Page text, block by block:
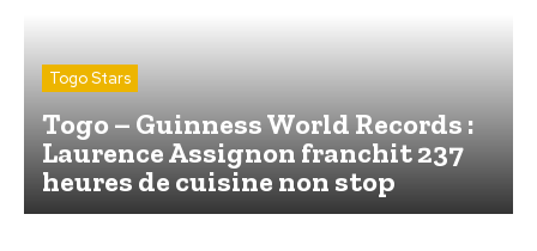
Togo Stars
Togo – Guinness World Records :
Laurence Assignon franchit 237
heures de cuisine non stop